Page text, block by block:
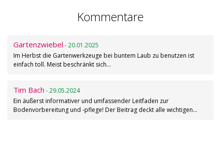
Kommentare
Gartenzwiebel - 20.01.2025
Im Herbst die Gartenwerkzeuge bei buntem Laub zu benutzen ist
einfach toll. Meist beschränkt sich…
Tim Bach - 29.05.2024
Ein äußerst informativer und umfassender Leitfaden zur
Bodenvorbereitung und -pflege! Der Beitrag deckt alle wichtigen…